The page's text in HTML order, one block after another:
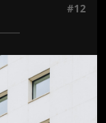
#12